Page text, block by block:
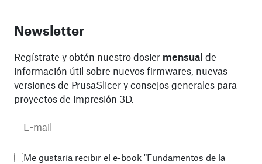
Newsletter
Regístrate y obtén nuestro dosier mensual de
información útil sobre nuevos firmwares, nuevas
versiones de PrusaSlicer y consejos generales para
proyectos de impresión 3D.
Me gustaría recibir el e-book "Fundamentos de la